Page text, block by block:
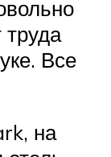
Все
на